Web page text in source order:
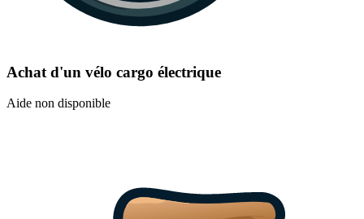
Achat d'un vélo cargo électrique
Aide non disponible